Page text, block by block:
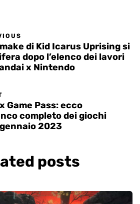
di Kid Icarus Uprising si
dopo l’elenco dei lavori
x Nintendo
Game Pass: ecco
completo dei giochi
2023
posts